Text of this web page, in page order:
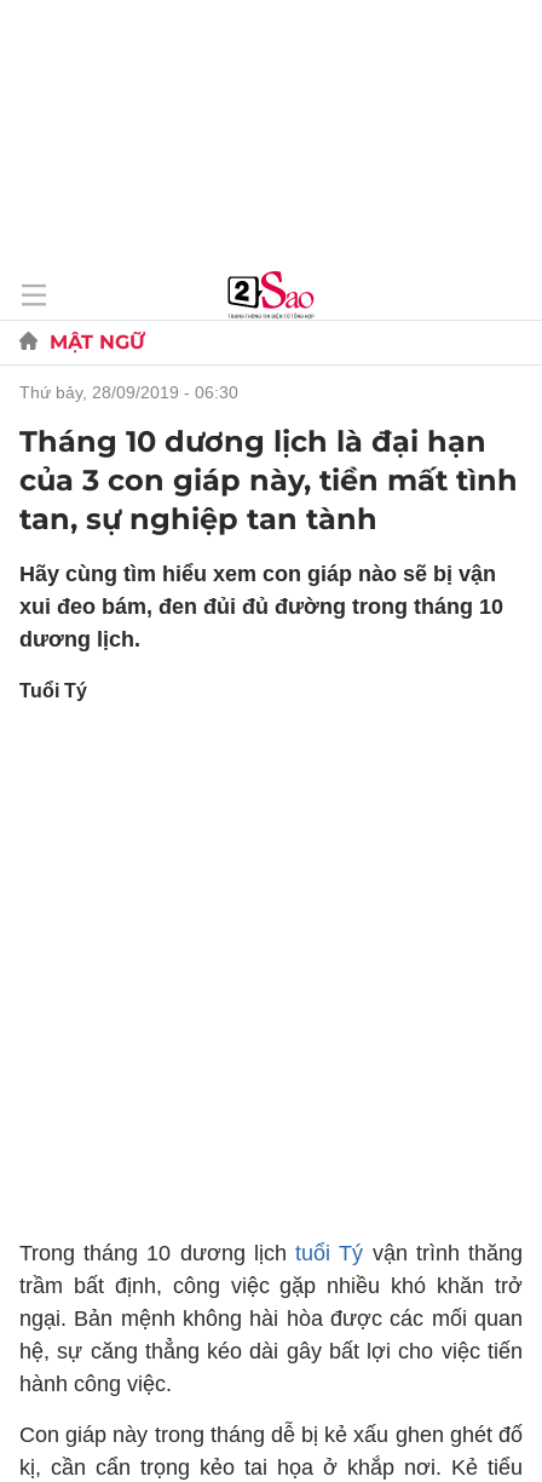
MẬT NGỮ
thứ bảy, 28/09/2019 - 06:30
Tháng 10 dương lịch là đại hạn
của 3 con giáp này, tiền mất tình
tan, sự nghiệp tan tành
Hãy cùng tìm hiểu xem con giáp nào sẽ bị vận
xui đeo bám, đen đủi đủ đường trong tháng 10
dương lịch.
Tuổi Tý
Trong tháng 10 dương lịchtuổi Tý vận trình thăng
trầm bất định, công việc gặp nhiều khó khăn trở
ngại. Bản mệnh không hài hòa được các mối quan
hệ, sự căng thẳng kéo dài gây bất lợi cho việc tiến
hành công việc.
Con giáp này trong tháng dễ bị kẻ xấu ghen ghét đố
kị, cần cẩn trọng kẻo tai họa ở khắp nơi. Kẻ tiểu